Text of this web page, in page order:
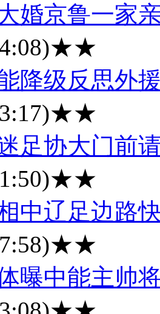
婚京鲁一家
★★
降级反思外
★★
足协大门前
★★
中辽足边路
★★
曝中能主帅